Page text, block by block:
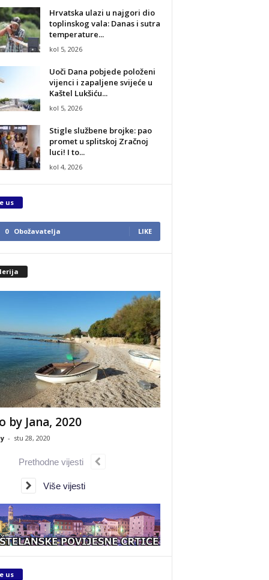
Hrvatska ulazi u najgori dio
toplinskog vala: Danas i sutra
temperature...
kol 5, 2026
Uoči Dana pobjede položeni
vijenci i zapaljene svijeće u
Kaštel Lukšiću...
kol 5, 2026
Stigle službene brojke: pao
promet u splitskoj Zračnoj
luci! I to...
kol 4, 2026
us
0 Obožavatelja LIKE
by Jana, 2020
- stu 28, 2020
Prethodne vijesti
Više vijesti
us